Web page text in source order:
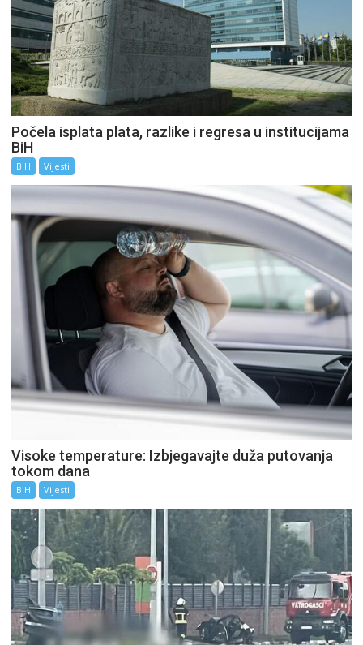
Počela isplata plata, razlike i regresa u institucijama
BiH
BiH Vijesti
Visoke temperature: Izbjegavajte duža putovanja
tokom dana
BiH Vijesti